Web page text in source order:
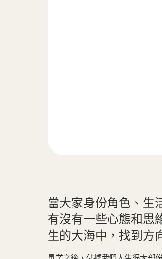
當大家身份角色、生
有沒有一些心態和思
生的大海中，找到方